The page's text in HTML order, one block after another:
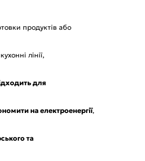
продуктів або
лінії,
для
на електроенергії,
та